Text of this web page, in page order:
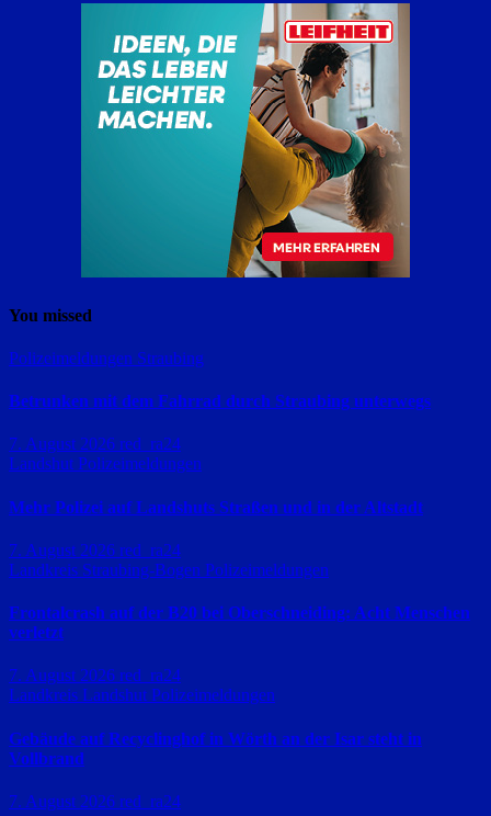
You missed
Polizeimeldungen Straubing
Betrunken mit dem Fahrrad durch Straubing unterwegs
7. August 2026 red_ra24
Landshut Polizeimeldungen
Mehr Polizei auf Landshuts Straßen und in der Altstadt
7. August 2026 red_ra24
Landkreis Straubing-Bogen Polizeimeldungen
Frontalcrash auf der B20 bei Oberschneiding: Acht Menschen
verletzt
7. August 2026 red_ra24
Landkreis Landshut Polizeimeldungen
Gebäude auf Recyclinghof in Wörth an der Isar steht in
Vollbrand
7. August 2026 red_ra24